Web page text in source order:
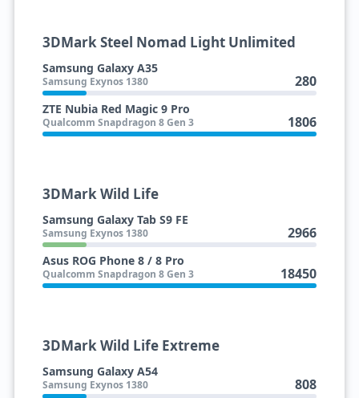
3DMark Steel Nomad Light Unlimited
Samsung Galaxy A35
Samsung Exynos 1380 280
ZTE Nubia Red Magic 9 Pro
Qualcomm Snapdragon 8 Gen 3 1806
3DMark Wild Life
Samsung Galaxy Tab S9 FE
Samsung Exynos 1380 2966
Asus ROG Phone 8 / 8 Pro
Qualcomm Snapdragon 8 Gen 3 18450
3DMark Wild Life Extreme
Samsung Galaxy A54
Samsung Exynos 1380 808